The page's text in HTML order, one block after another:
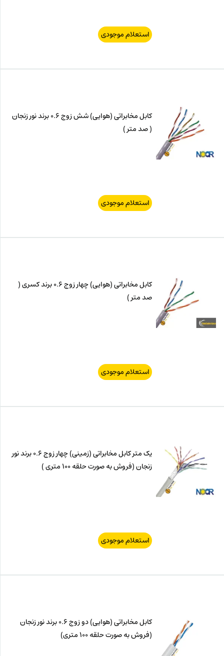
استعلام موجودی
کابل مخابراتی (هوایی) شش زوج 0.6 برند نور زنجان
( صد متر )
استعلام موجودی
کابل مخابراتی (هوایی) چهار زوج 0.6 برند کسری (
صد متر )
استعلام موجودی
یک متر کابل مخابراتی (زمینی) چهار زوج 0.6 برند نور
زنجان (فروش به صورت حلقه 100 متری )
استعلام موجودی
کابل مخابراتی (هوایی) دو زوج 0.6 برند نور زنجان
(فروش به صورت حلقه 100 متری)